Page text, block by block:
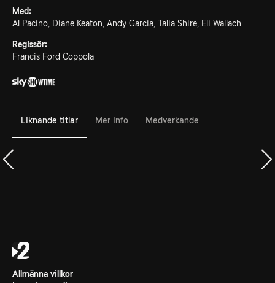
Med:
Al Pacino, Diane Keaton, Andy Garcia, Talia Shire, Eli Wallach
Regissör:
Francis Ford Coppola
Liknande titlar Mer info Medverkande
Allmänna villkor